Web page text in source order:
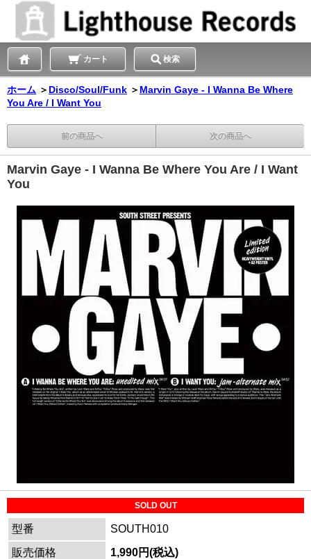
カート 検索
ホーム ＞ Disco/Soul/Funk ＞ Marvin Gaye - I Wanna Be Where
You Are / I Want You
前の商品へ 次の商品へ
Marvin Gaye - I Wanna Be Where You Are / I Want
You
SOLD OUT
型番
SOUTH010
販売価格
1,990円(税込)